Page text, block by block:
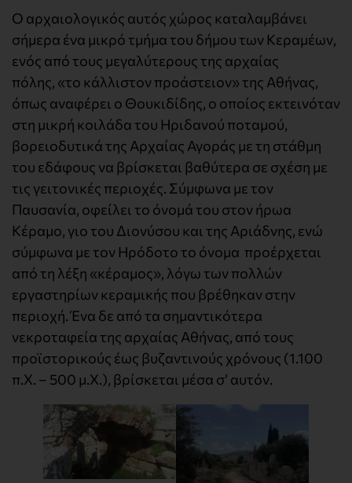
Ο αρχαιολογικός αυτός χώρος καταλαμβάνει
σήμερα ένα μικρό τμήμα του δήμου των Κεραμέων,
ενός από τους μεγαλύτερους της αρχαίας
πόλης, «το κάλλιστον προάστειον» της Αθήνας,
όπως αναφέρει ο Θουκιδίδης, ο οποίος εκτεινόταν
στη μικρή κοιλάδα του Ηριδανού ποταμού,
βορειοδυτικά της Αρχαίας Αγοράς με τη στάθμη
του εδάφους να βρίσκεται βαθύτερα σε σχέση με
τις γειτονικές περιοχές. Σύμφωνα με τον
Παυσανία, οφείλει το όνομά του στον ήρωα
Κέραμο, γιο του Διονύσου και της Αριάδνης, ενώ
σύμφωνα με τον Ηρόδοτο το όνομα προέρχεται
από τη λέξη «κέραμος», λόγω των πολλών
εργαστηρίων κεραμικής που βρέθηκαν στην
περιοχή. Ένα δε από τα σημαντικότερα
νεκροταφεία της αρχαίας Αθήνας, από τους
προϊστορικούς έως βυζαντινούς χρόνους (1.100
π.Χ. – 500 μ.Χ.), βρίσκεται μέσα σ’ αυτόν.